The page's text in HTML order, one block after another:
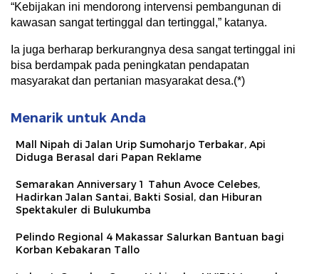
“Kebijakan ini mendorong intervensi pembangunan di
kawasan sangat tertinggal dan tertinggal,” katanya.
Ia juga berharap berkurangnya desa sangat tertinggal ini
bisa berdampak pada peningkatan pendapatan
masyarakat dan pertanian masyarakat desa.(*)
Menarik untuk Anda
Mall Nipah di Jalan Urip Sumoharjo Terbakar, Api
Diduga Berasal dari Papan Reklame
Semarakan Anniversary 1 Tahun Avoce Celebes,
Hadirkan Jalan Santai, Bakti Sosial, dan Hiburan
Spektakuler di Bulukumba
Pelindo Regional 4 Makassar Salurkan Bantuan bagi
Korban Kebakaran Tallo